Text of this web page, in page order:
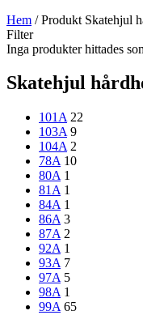
Hem / Produkt Skatehjul
Filter
Inga produkter hittades
Skatehjul
101A 22
103A 9
104A 2
78A 10
80A 1
81A 1
84A 1
86A 3
87A 2
92A 1
93A 7
97A 5
98A 1
99A 65